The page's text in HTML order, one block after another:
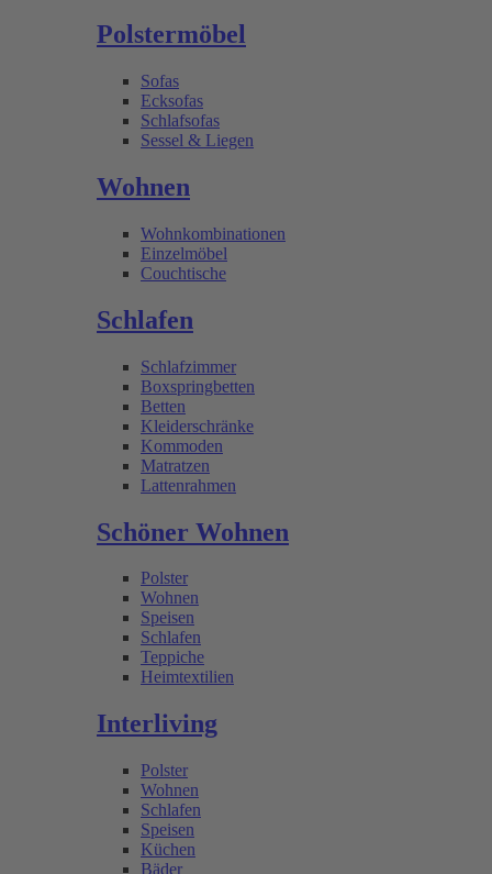
Polstermöbel
Sofas
Ecksofas
Schlafsofas
Sessel & Liegen
Wohnen
Wohnkombinationen
Einzelmöbel
Couchtische
Schlafen
Schlafzimmer
Boxspringbetten
Betten
Kleiderschränke
Kommoden
Matratzen
Lattenrahmen
Schöner Wohnen
Polster
Wohnen
Speisen
Schlafen
Teppiche
Heimtextilien
Interliving
Polster
Wohnen
Schlafen
Speisen
Küchen
Bäder